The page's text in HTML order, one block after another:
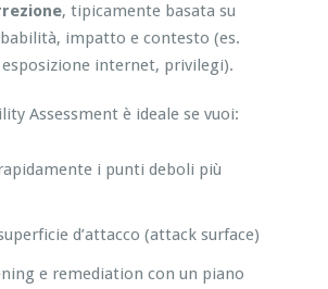
, tipicamente basata su
impatto e contesto (es.
internet, privilegi).
Assessment è ideale se vuoi:
i punti deboli più
d’attacco (attack surface)
e remediation con un piano